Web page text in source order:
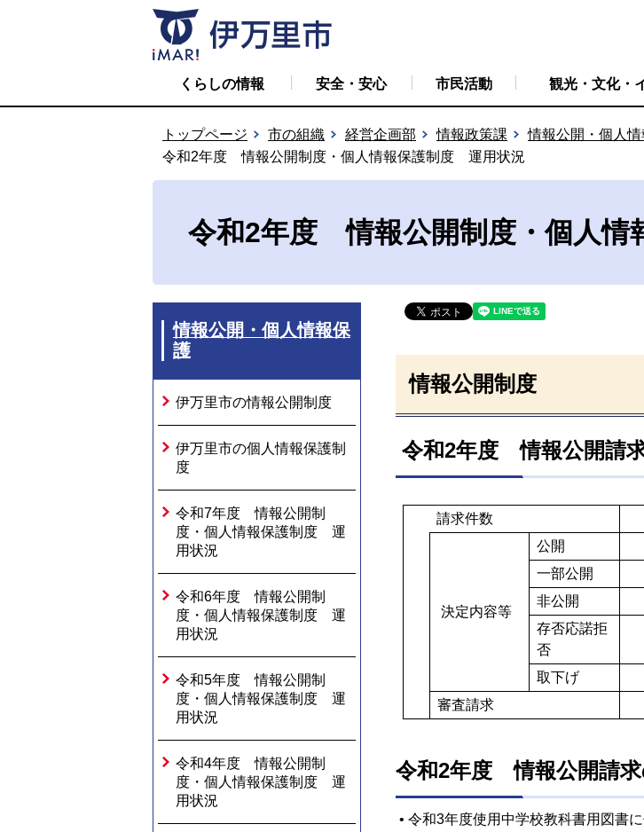
くらしの情報 安全・安心 市民活動 観光・文化・
トップページ 市の組織 経営企画部 情報政策課
情報公開・個人
令和2年度 情報公開制度・個人情報保護制度 運用状況
令和2年度 情報公開制度・個人
情報公開・個人情報保
護
伊万里市の情報公開制度
伊万里市の個人情報保護制
度
令和7年度 情報公開制
度・個人情報保護制度 運
用状況
令和6年度 情報公開制
度・個人情報保護制度 運
用状況
令和5年度 情報公開制
度・個人情報保護制度 運
用状況
令和4年度 情報公開制
度・個人情報保護制度 運
用状況
情報公開制度
令和2年度 情報公開請
請求件数
決定内容等
公開
一部公開
非公開
存否応諾拒
否
取下げ
審査請求
令和2年度 情報公開請
• 令和3年度使用中学校教科書用図書